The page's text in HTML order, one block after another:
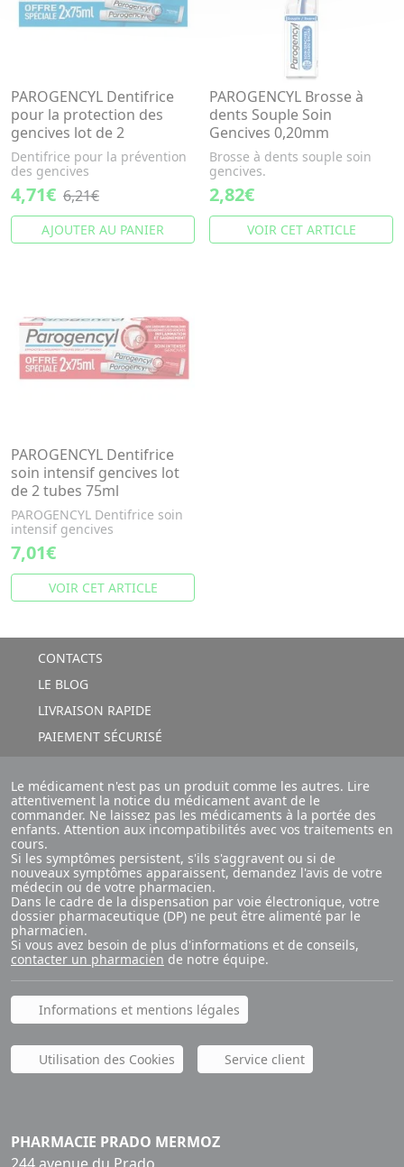
PAROGENCYL Dentifrice
pour la protection des
gencives lot de 2
Dentifrice pour la prévention
des gencives
4,71€ 6,21€
AJOUTER AU PANIER
PAROGENCYL Brosse à
dents Souple Soin
Gencives 0,20mm
Brosse à dents souple soin
gencives.
2,82€
VOIR CET ARTICLE
PAROGENCYL Dentifrice
soin intensif gencives lot
de 2 tubes 75ml
PAROGENCYL Dentifrice soin
intensif gencives
7,01€
VOIR CET ARTICLE
CONTACTS
LE BLOG
LIVRAISON RAPIDE
PAIEMENT SÉCURISÉ
Le médicament n'est pas un produit comme les autres. Lire
attentivement la notice du médicament avant de le
commander. Ne laissez pas les médicaments à la portée des
enfants. Attention aux incompatibilités avec vos traitements en
cours.
Si les symptômes persistent, s'ils s'aggravent ou si de
nouveaux symptômes apparaissent, demandez l'avis de votre
médecin ou de votre pharmacien.
Dans le cadre de la dispensation par voie électronique, votre
dossier pharmaceutique (DP) ne peut être alimenté par le
pharmacien.
Si vous avez besoin de plus d'informations et de conseils,
contacter un pharmacien de notre équipe.
Informations et mentions légales
Utilisation des Cookies Service client
PHARMACIE PRADO MERMOZ